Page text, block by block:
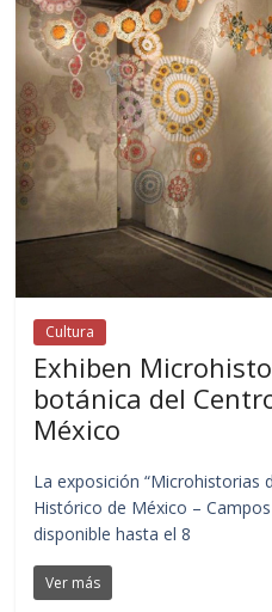
Cultura
Exhiben
botánica del
México
La exposición “Microhistorias
Histórico de México –
disponible hasta el 8
Ver más